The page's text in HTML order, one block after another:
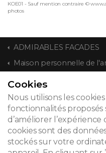
KOE01 - Sauf mention contraire ©
photos
ADMIRABLES FACADES
Maison personnelle de
CONTACT
© 2026
Cookies
Nous utilisons les
fonctionnalités proposés
d’améliorer l’expérience
cookies sont des
stockés sur votre